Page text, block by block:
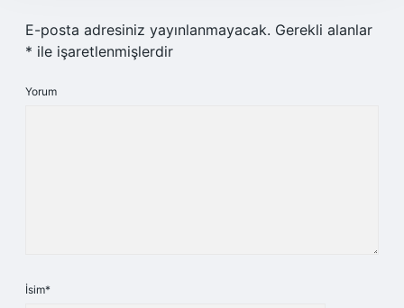
E-posta adresiniz yayınlanmayacak. Gerekli alanlar
* ile işaretlenmişlerdir
Yorum
İsim*